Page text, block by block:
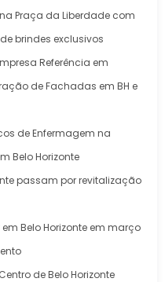
Praça da Liberdade com
brindes exclusivos
Referência em
de Fachadas em BH e
de Enfermagem na
Belo Horizonte
passam por revitalização
Belo Horizonte em março
de Belo Horizonte